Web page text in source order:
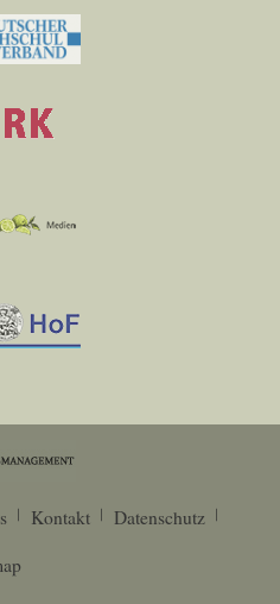
Kontakt
Datenschutz